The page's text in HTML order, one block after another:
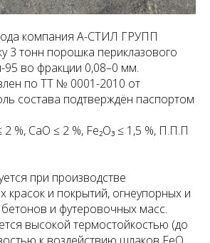
компания А-СТИЛ ГРУПП
3 тонн порошка периклазового
во фракции 0,08–0 мм.
по ТТ № 0001-2010 от
состава подтверждён паспортом
2 %, CaO ≤ 2 %, Fe₂O₃ ≤ 1,5 %, П.П.П
при производстве
красок и покрытий, огнеупорных и
и футеровочных масс.
высокой термостойкостью (до